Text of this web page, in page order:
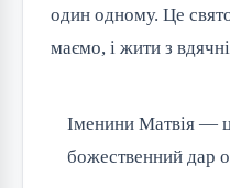
один одному. Це
маємо, і жити з
Іменини Матвія —
божественний дар